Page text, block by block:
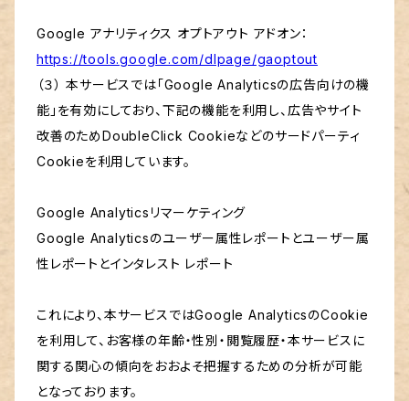
Google アナリティクス オプトアウト アドオン：
https://tools.google.com/dlpage/gaoptout
（３） 本サービスでは「Google Analyticsの広告向けの機
能」を有効にしており、下記の機能を利用し、広告やサイト
改善のためDoubleClick Cookieなどのサードパーティ
Cookieを利用しています。
Google Analyticsリマーケティング
Google Analyticsのユーザー属性レポートとユーザー属
性レポートとインタレスト レポート
これにより、本サービスではGoogle AnalyticsのCookie
を利用して、お客様の年齢・性別・閲覧履歴・本サービスに
関する関心の傾向をおおよそ把握するための分析が可能
となっております。